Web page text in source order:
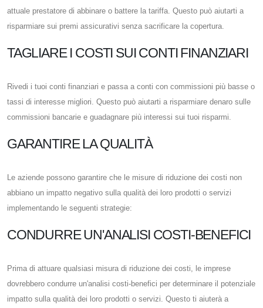
attuale prestatore di abbinare o battere la tariffa. Questo può aiutarti a
risparmiare sui premi assicurativi senza sacrificare la copertura.
TAGLIARE I COSTI SUI CONTI FINANZIARI
Rivedi i tuoi conti finanziari e passa a conti con commissioni più basse o
tassi di interesse migliori. Questo può aiutarti a risparmiare denaro sulle
commissioni bancarie e guadagnare più interessi sui tuoi risparmi.
GARANTIRE LA QUALITÀ
Le aziende possono garantire che le misure di riduzione dei costi non
abbiano un impatto negativo sulla qualità dei loro prodotti o servizi
implementando le seguenti strategie:
CONDURRE UN'ANALISI COSTI-BENEFICI
Prima di attuare qualsiasi misura di riduzione dei costi, le imprese
dovrebbero condurre un'analisi costi-benefici per determinare il potenziale
impatto sulla qualità dei loro prodotti o servizi. Questo ti aiuterà a